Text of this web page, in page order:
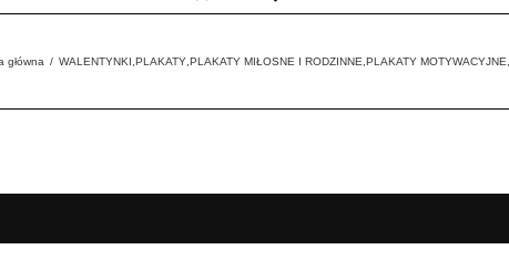
główna WALENTYNKI PLAKATY PLAKATY MIŁOSNE I RODZINNE PLAKATY MOTYWACYJNE